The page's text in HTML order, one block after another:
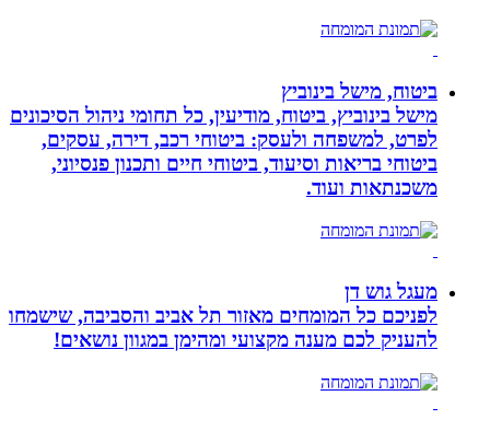
ביטוח, מישל בינוביץ
מישל בינוביץ, ביטוח, מודיעין, כל תחומי ניהול הסיכונים
לפרט, למשפחה ולעסק: ביטוחי רכב, דירה, עסקים,
ביטוחי בריאות וסיעוד, ביטוחי חיים ותכנון פנסיוני,
משכנתאות ועוד.
מעגל גוש דן
לפניכם כל המומחים מאזור תל אביב והסביבה, שישמחו
להעניק לכם מענה מקצועי ומהימן במגוון נושאים!